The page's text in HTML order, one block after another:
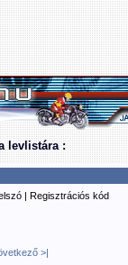
levlistára :
| Regisztrációs kód
>|